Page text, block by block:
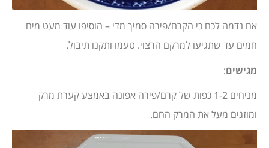
אם נדמה לכם כי הקרם/פירה סמיך מדי – הוסיפו עוד מעט מים
חמים עד שתגיעו למרקם הרצוי. טעמו ותקנו תיבול.
מגישים:
מניחים 1-2 כפות של קרם/פירה אפונה באמצע קערת מרק
ומוזגים מעל את המרק החם.